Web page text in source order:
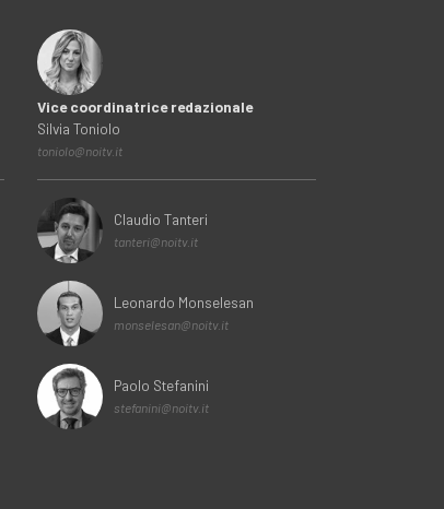
Vice coordinatrice redazionale
Silvia Toniolo
toniolo@noitv.it
Claudio Tanteri
tanteri@noitv.it
Leonardo Monselesan
monselesan@noitv.it
Paolo Stefanini
stefanini@noitv.it